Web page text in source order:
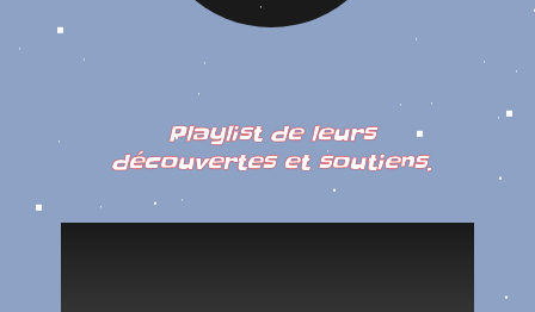
Playlist de leurs
découvertes et soutiens.